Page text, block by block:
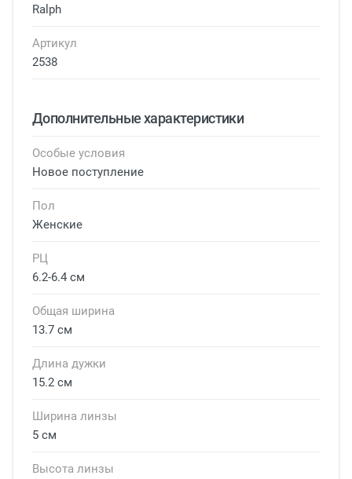
Ralph
Артикул
2538
Дополнительные характеристики
Особые условия
Новое поступление
Пол
Женские
РЦ
6.2-6.4 см
Общая ширина
13.7 см
Длина дужки
15.2 см
Ширина линзы
5 см
Высота линзы